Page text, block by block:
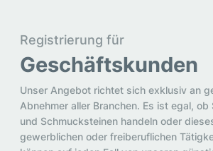
Registrierung für
Geschäftskunden
Unser Angebot richtet sich exklusiv an
Abnehmer aller Branchen. Es ist egal, ob
und Schmucksteinen handeln oder
gewerblichen oder freiberuflichen